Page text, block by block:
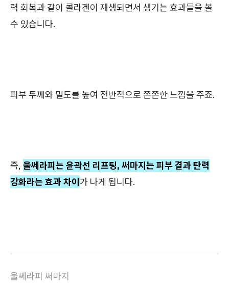
력 회복과 같이 콜라겐이 재생되면서 생기는 효과들을 볼
수 있습니다.
피부 두께와 밀도를 높여 전반적으로 쫀쫀한 느낌을 주죠.
즉, 울쎄라피는 윤곽선 리프팅, 써마지는 피부 결과 탄력
강화라는 효과 차이가 나게 됩니다.
울쎄라피 써마지